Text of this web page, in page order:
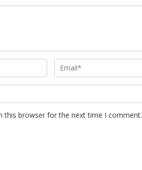
this browser for the next time I comment.